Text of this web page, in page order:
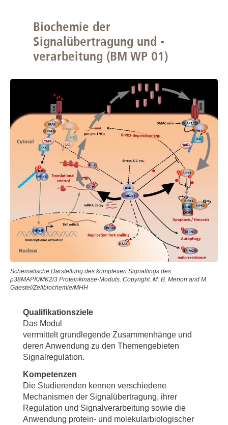
Biochemie der
Signalübertragung und -
verarbeitung (BM WP 01)
Schematische Darstellung des komplexen Signallings des
p38MAPK/MK2/3 Proteinkinase-Moduls. Copyright: M. B. Menon and M.
Gaestel/Zellbiochemie/MHH
Qualifikationsziele
Das Modul
verrmittelt grundlegende Zusammenhänge und
deren Anwendung zu den Themengebieten
Signalregulation.
Kompetenzen
Die Studierenden kennen verschiedene
Mechanismen der Signalübertragung, ihrer
Regulation und Signalverarbeitung sowie die
Anwendung protein- und molekularbiologischer